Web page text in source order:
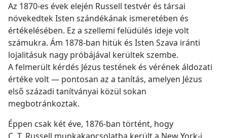
Az 1870-es évek elején Russell testvér és társai
növekedtek Isten szándékának ismeretében és
értékelésében. Ez a szellemi felüdülés ideje volt
számukra. Ám 1878-ban hitük és Isten Szava iránti
lojalitásuk nagy próbájával kerültek szembe.
A felmerült kérdés Jézus testének és vérének áldozati
értéke volt — pontosan az a tanítás, amelyen Jézus
első századi tanítványai közül sokan
megbotránkoztak.
Éppen csak két éve, 1876-ban történt, hogy